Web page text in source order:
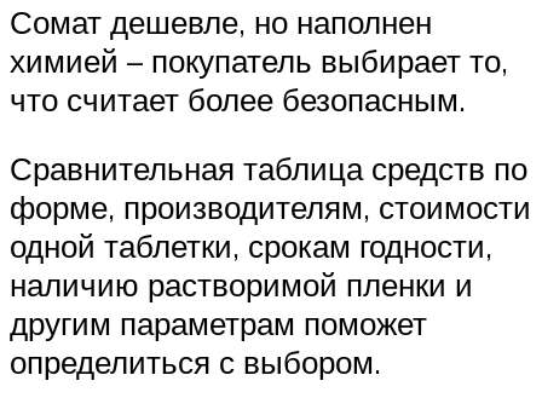
Сомат дешевле, но наполнен
химией – покупатель выбирает то,
что считает более безопасным.
Сравнительная таблица средств по
форме, производителям, стоимости
одной таблетки, срокам годности,
наличию растворимой пленки и
другим параметрам поможет
определиться с выбором.